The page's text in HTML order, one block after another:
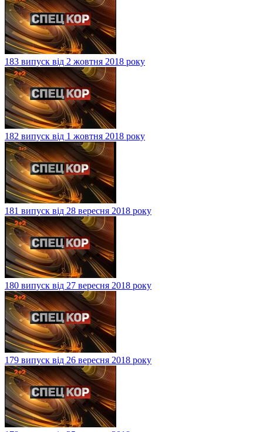
183 випуск від 2 жовтня 2018 року
182 випуск від 1 жовтня 2018 року
181 випуск від 28 вересня 2018 року
180 випуск від 27 вересня 2018 року
179 випуск від 26 вересня 2018 року